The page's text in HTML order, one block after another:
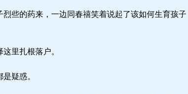
些的药来，一边同春禧笑着说起了该如何生育孩子
里扎根落户。
疑惑。